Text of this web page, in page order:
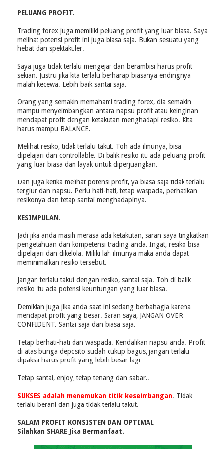
PELUANG PROFIT.
Trading forex juga memiliki peluang profit yang luar biasa. Saya
melihat potensi profit ini juga biasa saja. Bukan sesuatu yang
hebat dan spektakuler.
Saya juga tidak terlalu mengejar dan berambisi harus profit
sekian. Justru jika kita terlalu berharap biasanya endingnya
malah kecewa. Lebih baik santai saja.
Orang yang semakin memahami trading forex, dia semakin
mampu menyeimbangkan antara napsu profit atau keinginan
mendapat profit dengan ketakutan menghadapi resiko. Kita
harus mampu BALANCE.
Melihat resiko, tidak terlalu takut. Toh ada ilmunya, bisa
dipelajari dan controllable. Di balik resiko itu ada peluang profit
yang luar biasa dan layak untuk diperjuangkan.
Dan juga ketika melihat potensi profit, ya biasa saja tidak terlalu
tergiur dan napsu. Perlu hati-hati, tetap waspada, perhatikan
resikonya dan tetap santai menghadapinya.
KESIMPULAN.
Jadi jika anda masih merasa ada ketakutan, saran saya tingkatkan
pengetahuan dan kompetensi trading anda. Ingat, resiko bisa
dipelajari dan dikelola. Miliki lah ilmunya maka anda dapat
meminimalkan resiko tersebut.
Jangan terlalu takut dengan resiko, santai saja. Toh di balik
resiko itu ada potensi keuntungan yang luar biasa.
Demikian juga jika anda saat ini sedang berbahagia karena
mendapat profit yang besar. Saran saya, JANGAN OVER
CONFIDENT. Santai saja dan biasa saja.
Tetap berhati-hati dan waspada. Kendalikan napsu anda. Profit
di atas bunga deposito sudah cukup bagus, jangan terlalu
dipaksa harus profit yang lebih besar lagi
Tetap santai, enjoy, tetap tenang dan sabar..
SUKSES adalah menemukan titik keseimbangan. Tidak
terlalu berani dan juga tidak terlalu takut.
SALAM PROFIT KONSISTEN DAN OPTIMAL
Silahkan SHARE Jika Bermanfaat.